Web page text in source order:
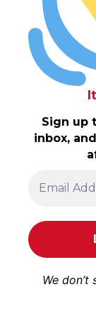
Sign up
inbox,
We don’t